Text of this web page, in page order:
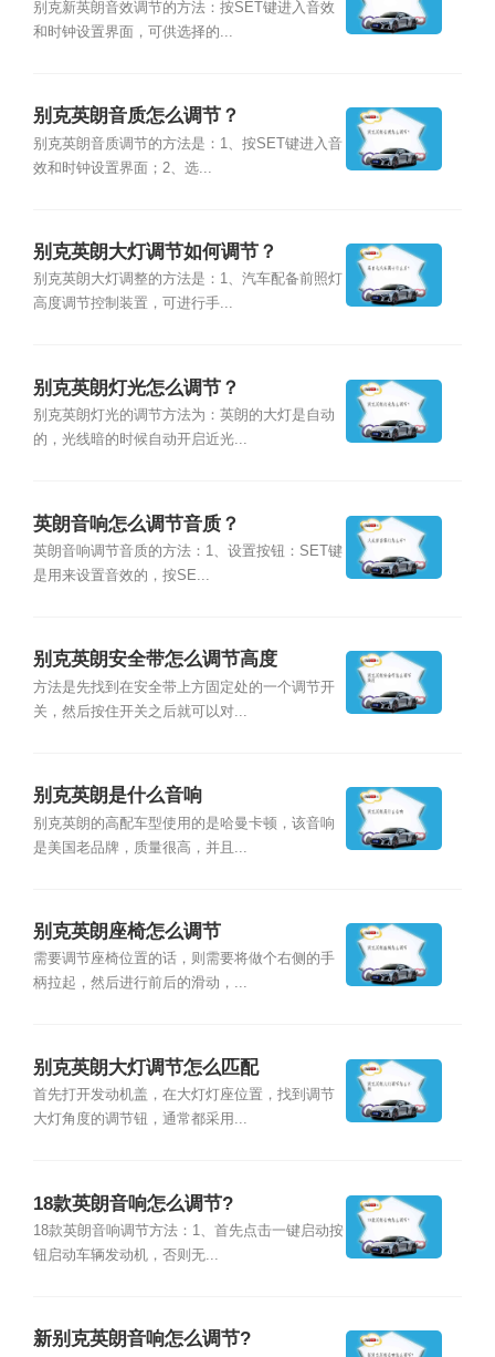
别克新英朗音效调节的方法：按SET键进入音效
和时钟设置界面，可供选择的...
别克英朗音质怎么调节？
别克英朗音质调节的方法是：1、按SET键进入音
效和时钟设置界面；2、选...
别克英朗大灯调节如何调节？
别克英朗大灯调整的方法是：1、汽车配备前照灯
高度调节控制装置，可进行手...
别克英朗灯光怎么调节？
别克英朗灯光的调节方法为：英朗的大灯是自动
的，光线暗的时候自动开启近光...
英朗音响怎么调节音质？
英朗音响调节音质的方法：1、设置按钮：SET键
是用来设置音效的，按SE...
别克英朗安全带怎么调节高度
方法是先找到在安全带上方固定处的一个调节开
关，然后按住开关之后就可以对...
别克英朗是什么音响
别克英朗的高配车型使用的是哈曼卡顿，该音响
是美国老品牌，质量很高，并且...
别克英朗座椅怎么调节
需要调节座椅位置的话，则需要将做个右侧的手
柄拉起，然后进行前后的滑动，...
别克英朗大灯调节怎么匹配
首先打开发动机盖，在大灯灯座位置，找到调节
大灯角度的调节钮，通常都采用...
18款英朗音响怎么调节?
18款英朗音响调节方法：1、首先点击一键启动按
钮启动车辆发动机，否则无...
新别克英朗音响怎么调节?